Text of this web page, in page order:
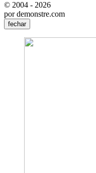
© 2004 - 2026
por demonstre.com
fechar